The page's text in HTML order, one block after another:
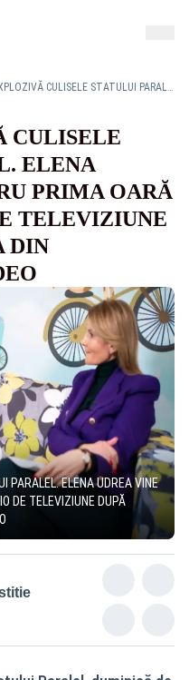
EDIȚIE EXPLOZIVĂ CULISELE STATULUI PARALEL. ELENA UDREA VINE PENTRU PRIMA OARĂ ÎNTR-UN STUDIO DE TELEVIZIUNE DUPĂ ELIBERAREA DIN PENITENCIAR - VIDEO
CULISELE
ELENA
PRIMA OARĂ
TELEVIZIUNE
DIN
PARALEL. ELENA UDREA VINE
DE TELEVIZIUNE DUPĂ